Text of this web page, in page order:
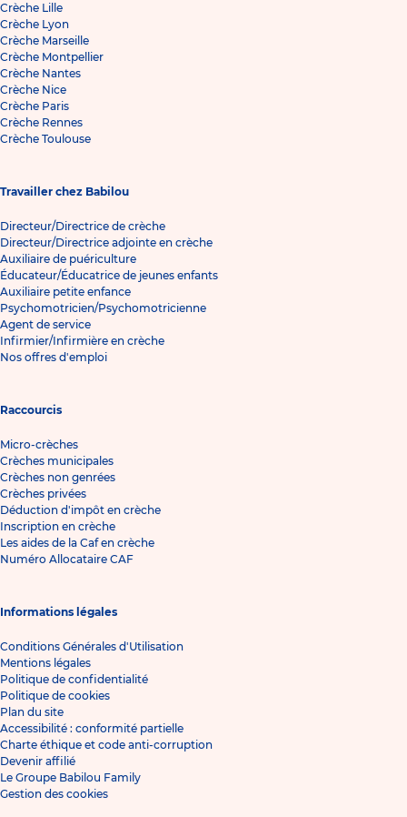
Crèche Lille
Crèche Lyon
Crèche Marseille
Crèche Montpellier
Crèche Nantes
Crèche Nice
Crèche Paris
Crèche Rennes
Crèche Toulouse
Travailler chez Babilou
Directeur/Directrice de crèche
Directeur/Directrice adjointe en crèche
Auxiliaire de puériculture
Éducateur/Éducatrice de jeunes enfants
Auxiliaire petite enfance
Psychomotricien/Psychomotricienne
Agent de service
Infirmier/Infirmière en crèche
Nos offres d'emploi
Raccourcis
Micro-crèches
Crèches municipales
Crèches non genrées
Crèches privées
Déduction d'impôt en crèche
Inscription en crèche
Les aides de la Caf en crèche
Numéro Allocataire CAF
Informations légales
Conditions Générales d'Utilisation
Mentions légales
Politique de confidentialité
Politique de cookies
Plan du site
Accessibilité : conformité partielle
Charte éthique et code anti-corruption
Devenir affilié
Le Groupe Babilou Family
Gestion des cookies